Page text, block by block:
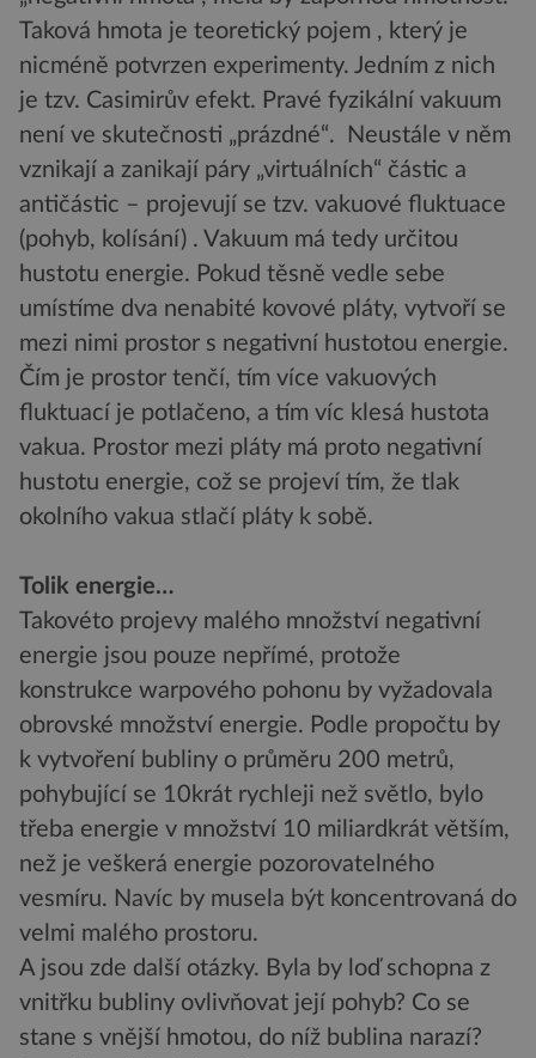
Taková hmota je teoretický pojem , který je
nicméně potvrzen experimenty. Jedním z nich
je tzv. Casimirův efekt. Pravé fyzikální vakuum
není ve skutečnosti „prázdné“. Neustále v něm
vznikají a zanikají páry „virtuálních“ částic a
antičástic – projevují se tzv. vakuové fluktuace
(pohyb, kolísání) . Vakuum má tedy určitou
hustotu energie. Pokud těsně vedle sebe
umístíme dva nenabité kovové pláty, vytvoří se
mezi nimi prostor s negativní hustotou energie.
Čím je prostor tenčí, tím více vakuových
fluktuací je potlačeno, a tím víc klesá hustota
vakua. Prostor mezi pláty má proto negativní
hustotu energie, což se projeví tím, že tlak
okolního vakua stlačí pláty k sobě.
Tolik energie…
Takovéto projevy malého množství negativní
energie jsou pouze nepřímé, protože
konstrukce warpového pohonu by vyžadovala
obrovské množství energie. Podle propočtu by
k vytvoření bubliny o průměru 200 metrů,
pohybující se 10krát rychleji než světlo, bylo
třeba energie v množství 10 miliardkrát větším,
než je veškerá energie pozorovatelného
vesmíru. Navíc by musela být koncentrovaná do
velmi malého prostoru.
A jsou zde další otázky. Byla by loď schopna z
vnitřku bubliny ovlivňovat její pohyb? Co se
stane s vnější hmotou, do níž bublina narazí?